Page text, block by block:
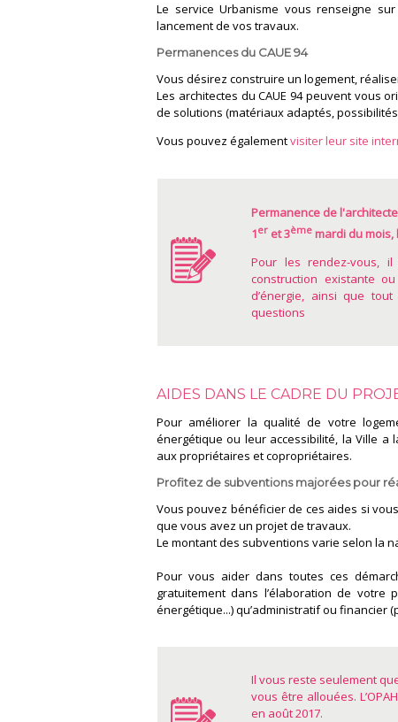
Le service Urbanisme vous renseigne
lancement de vos travaux.
Permanences du CAUE 94
Vous désirez construire un logement,
Les architectes du CAUE 94 peuvent vous
de solutions (matériaux adaptés,
Vous pouvez égalementvisiter leur site
Permanence de
1er et 3ème mardi du mois,
Pour les rendez-vous,
construction existante
d’énergie, ainsi que
questions
AIDES DANS LE CADRE DU
Pour améliorer la qualité de votre
énergétique ou leur accessibilité, la Ville a
aux propriétaires et copropriétaires.
Profitez de subventions majorées pour
Vous pouvez bénéficier de ces aides si
que vous avez un projet de travaux.
Le montant des subventions varie selon la
Pour vous aider dans toutes ces
gratuitement dans l’élaboration de
énergétique...) qu’administratif ou financier
Il vous reste seulement
vous être allouées.
en août 2017.